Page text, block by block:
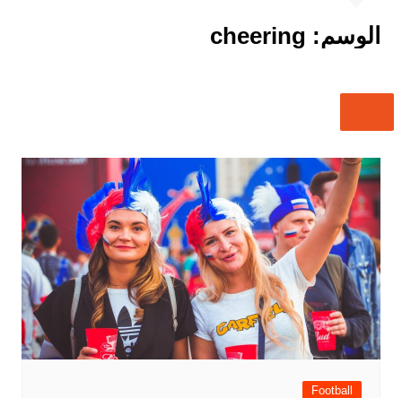
الوسم: cheering
Football